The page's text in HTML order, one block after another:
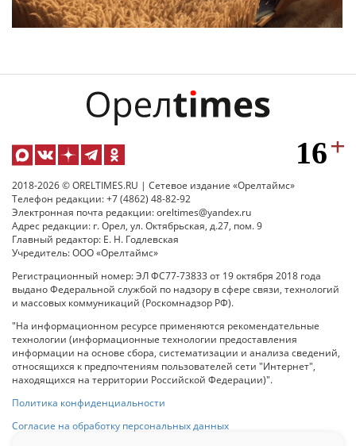
2018-2026 © ORELTIMES.RU | Сетевое издание «Орелтаймс»
Телефон редакции: +7 (4862) 48-82-92
Электронная почта редакции: oreltimes@yandex.ru
Адрес редакции: г. Орел, ул. Октябрьская, д.27, пом. 9
Главный редактор: Е. Н. Годлевская
Учредитель: ООО «Орелтаймс»
Регистрационный номер: ЭЛ ФС77-73833 от 19 октября 2018 года
выдано Федеральной службой по надзору в сфере связи, технологий
и массовых коммуникаций (Роскомнадзор РФ).
"На информационном ресурсе применяются рекомендательные
технологии (информационные технологии предоставления
информации на основе сбора, систематизации и анализа сведений,
относящихся к предпочтениям пользователей сети "Интернет",
находящихся на территории Российской Федерации)".
Политика конфиденциальности
Согласие на обработку персональных данных